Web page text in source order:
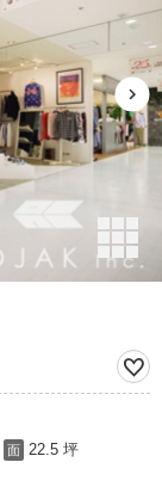
面 22.5 坪